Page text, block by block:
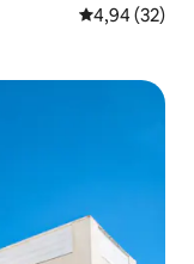
Середня
4,94 (32)